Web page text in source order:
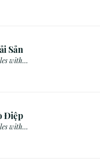
Sản
with
Điệp
with